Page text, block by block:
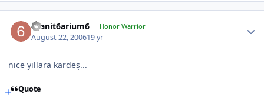
6sanit6arium6 Honor Warrior
August 22, 200619 yr
nice yıllara kardeş...
Quote